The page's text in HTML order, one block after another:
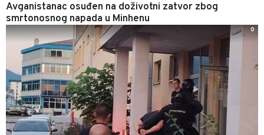
Avganistanac osuđen na doživotni zatvor zbog
smrtonosnog napada u Minhenu
0